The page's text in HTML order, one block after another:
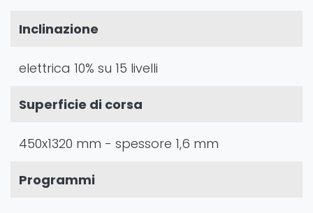
Inclinazione
elettrica 10% su 15 livelli
Superficie di corsa
450x1320 mm - spessore 1,6 mm
Programmi